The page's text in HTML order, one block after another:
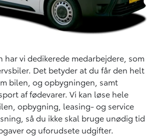
har vi dedikerede medarbejdere, som
Det betyder at du får den helt
bilen, og opbygningen, samt
af fødevarer. Vi kan løse hele
opbygning, leasing- og service
så du ikke skal bruge unødig tid
og uforudsete udgifter.